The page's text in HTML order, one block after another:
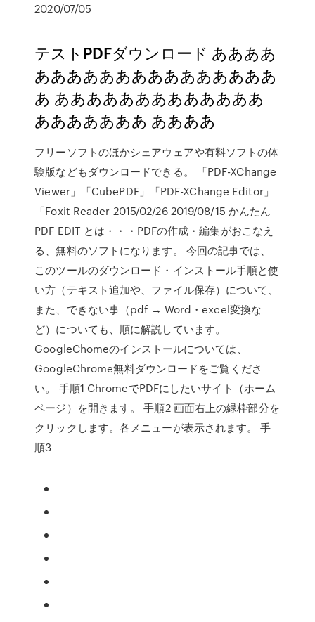
2020/07/05
テストPDFダウンロード ああああ
あああああああああああああああ
あ あああああああああああああ
あああああああ ああああ
フリーソフトのほかシェアウェアや有料ソフトの体
験版などもダウンロードできる。 「PDF-XChange
Viewer」「CubePDF」「PDF-XChange Editor」
「Foxit Reader 2015/02/26 2019/08/15 かんたん
PDF EDIT とは・・・PDFの作成・編集がおこなえ
る、無料のソフトになります。 今回の記事では、
このツールのダウンロード・インストール手順と使
い方（テキスト追加や、ファイル保存）について、
また、できない事（pdf → Word・excel変換な
ど）についても、順に解説しています。
GoogleChomeのインストールについては、
GoogleChrome無料ダウンロードをご覧くださ
い。 手順1 ChromeでPDFにしたいサイト（ホーム
ページ）を開きます。 手順2 画面右上の緑枠部分を
クリックします。各メニューが表示されます。 手
順3